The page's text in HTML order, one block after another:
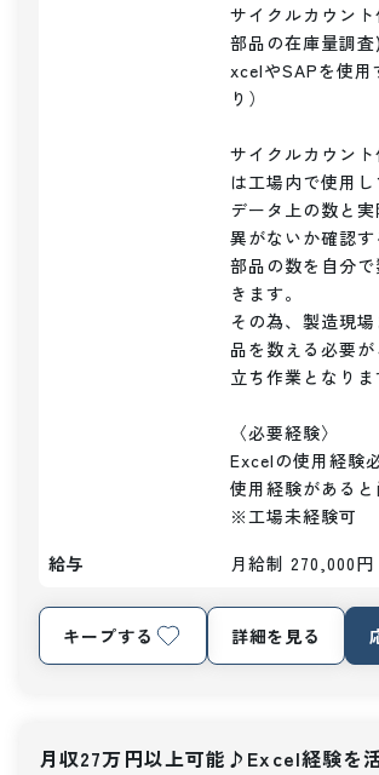
サイクルカウン
部品の在庫量調
xcelやSAPを使用
り）
サイクルカウン
は工場内で使用
データ上の数と
異がないか確認す
部品の数を自分
きます。
その為、製造現
品を数える必要
立ち作業となりま
〈必要経験〉
Excelの使用経験
使用経験があると
※工場未経験可
給与
月給制 270,000
キープする 詳細を見る
月収27万円以上可能♪Excel経験を